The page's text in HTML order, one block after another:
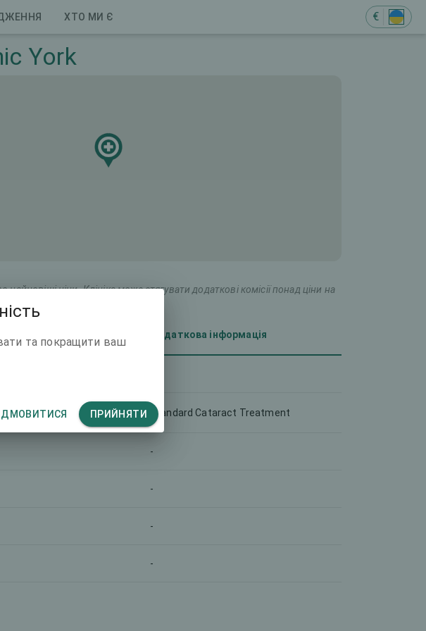
ХТО МИ Є €
York
ціни. Клініка може стягувати додаткові комісії понад ціни на
Додаткова інформація
Standard Cataract Treatment
-
-
-
-
та покращити ваш
ПРИЙНЯТИ